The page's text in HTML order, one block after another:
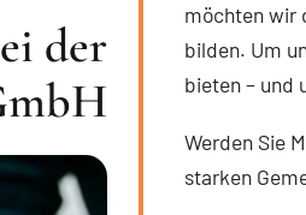
der
möchten wir
bilden. Um
bieten – und
Werden Sie
starken